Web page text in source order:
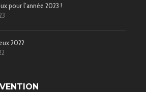
pour l’année 2023 !
2022